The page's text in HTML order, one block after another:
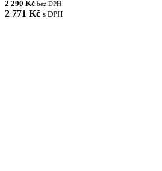
2 290 Kč bez DPH
2 771 Kč s DPH